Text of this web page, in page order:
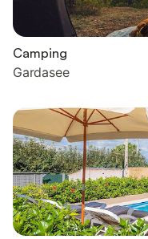
Camping
Gardasee